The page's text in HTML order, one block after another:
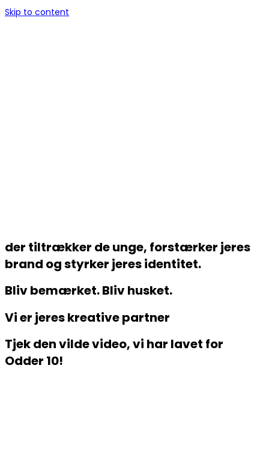
Skip to content
der tiltrækker de unge, forstærker jeres
brand og styrker jeres identitet.
Bliv bemærket. Bliv husket.
Vi er jeres kreative partner
Tjek den vilde video, vi har lavet for
Odder 10!